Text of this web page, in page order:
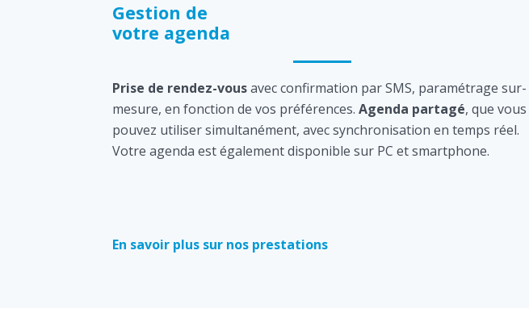
Gestion de
votre agenda
Prise de rendez-vousavec confirmation par SMS, paramétrage sur-
mesure, en fonction de vos préférences. Agenda partagé, que vous
pouvez utiliser simultanément, avec synchronisation en temps réel.
Votre agenda est également disponible sur PC et smartphone.
En savoir plus sur nos prestations